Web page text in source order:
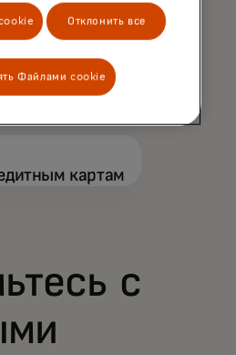
картам
с
Отклонить все
Файлами cookie